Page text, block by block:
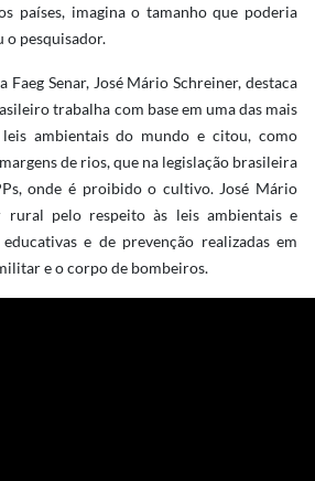
países, imagina o tamanho que poderia
o pesquisador.
Faeg Senar, José Mário Schreiner, destaca
trabalha com base em uma das mais
ambientais do mundo e citou, como
de rios, que na legislação brasileira
onde é proibido o cultivo. José Mário
rural pelo respeito às leis ambientais e
e de prevenção realizadas em
e o corpo de bombeiros.